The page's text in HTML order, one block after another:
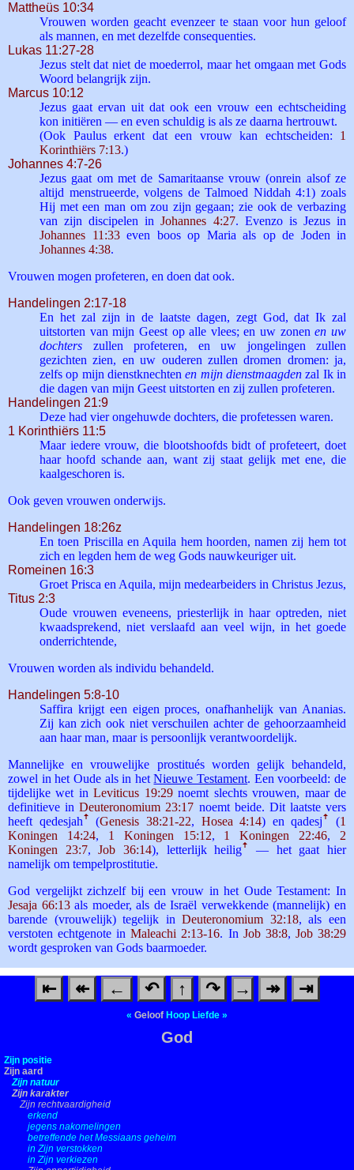
Mattheüs 10:34
Vrouwen worden geacht evenzeer te staan voor hun geloof
als mannen, en met dezelfde consequenties.
Lukas 11:27-28
Jezus stelt dat niet de moederrol, maar het omgaan met Gods
Woord belangrijk zijn.
Marcus 10:12
Jezus gaat ervan uit dat ook een vrouw een echtscheiding
kon initiëren — en even schuldig is als ze daarna hertrouwt.
(Ook Paulus erkent dat een vrouw kan echtscheiden: 1
Korinthiërs 7:13.)
Johannes 4:7-26
Jezus gaat om met de Samaritaanse vrouw (onrein alsof ze
altijd menstrueerde, volgens de Talmoed Niddah 4:1) zoals
Hij met een man om zou zijn gegaan; zie ook de verbazing
van zijn discipelen inJohannes 4:27. Evenzo is Jezus in
Johannes 11:33even boos op Maria als op de Joden in
Johannes 4:38.
Vrouwen mogen profeteren, en doen dat ook.
Handelingen 2:17-18
En het zal zijn in de laatste dagen, zegt God, dat Ik zal
uitstorten van mijn Geest op alle vlees; en uw zonenen uw
dochters zullen profeteren, en uw jongelingen zullen
gezichten zien, en uw ouderen zullen dromen dromen: ja,
zelfs op mijn dienstknechtenen mijn dienstmaagden zal Ik in
die dagen van mijn Geest uitstorten en zij zullen profeteren.
Handelingen 21:9
Deze had vier ongehuwde dochters, die profetessen waren.
1 Korinthiërs 11:5
Maar iedere vrouw, die blootshoofds bidt of profeteert, doet
haar hoofd schande aan, want zij staat gelijk met ene, die
kaalgeschoren is.
Ook geven vrouwen onderwijs.
Handelingen 18:26z
En toen Priscilla en Aquila hem hoorden, namen zij hem tot
zich en legden hem de weg Gods nauwkeuriger uit.
Romeinen 16:3
Groet Prisca en Aquila, mijn medearbeiders in Christus Jezus,
Titus 2:3
Oude vrouwen eveneens, priesterlijk in haar optreden, niet
kwaadsprekend, niet verslaafd aan veel wijn, in het goede
onderrichtende,
Vrouwen worden als individu behandeld.
Handelingen 5:8-10
Saffira krijgt een eigen proces, onafhanhelijk van Ananias.
Zij kan zich ook niet verschuilen achter de gehoorzaamheid
aan haar man, maar is persoonlijk verantwoordelijk.
Mannelijke en vrouwelijke prostitués worden gelijk behandeld,
zowel in het Oude als in hetNieuwe Testament. Een voorbeeld: de
tijdelijke wet inLeviticus 19:29noemt slechts vrouwen, maar de
definitieve inDeuteronomium 23:17 noemt beide. Dit laatste vers
heeft qedesjah ꜛ (Genesis 38:21-22, Hosea 4:14) en qadesj ꜛ (1
Koningen 14:24, 1 Koningen 15:12, 1 Koningen 22:46, 2
Koningen 23:7,Job 36:14), letterlijk heiligꜛ
— het gaat hier
namelijk om tempelprostitutie.
God vergelijkt zichzelf bij een vrouw in het Oude Testament: In
Jesaja 66:13als moeder, als de Israël verwekkende (mannelijk) en
barende (vrouwelijk) tegelijk inDeuteronomium 32:18, als een
verstoten echtgenote inMaleachi 2:13-16. In Job 38:8, Job 38:29
wordt gesproken van Gods baarmoeder.
⇤ ↞ ← ↶ ↑ ↷ → ↠ ⇥
« Geloof Hoop Liefde »
God
Zijn positie
Zijn aard
Zijn natuur
Zijn karakter
Zijn rechtvaardigheid
erkend
jegens nakomelingen
betreffende het Messiaans geheim
in Zijn verstokken
in Zijn verkiezen